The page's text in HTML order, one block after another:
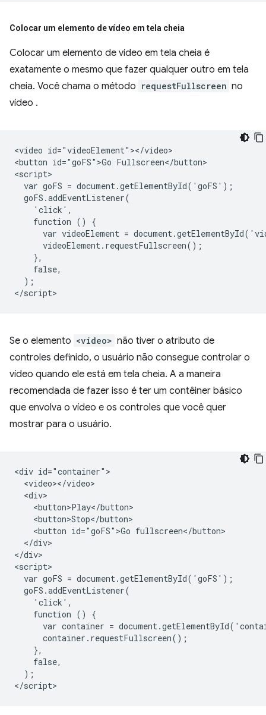
Colocar um elemento de vídeo em tela cheia
Colocar um elemento de vídeo em tela cheia é
exatamente o mesmo que fazer qualquer outro em tela
cheia. Você chama o método requestFullscreen no
vídeo .
<video id="videoElement"></video>
<button id="goFS">Go Fullscreen</button>
<script>
  var goFS = document.getElementById('goFS');
  goFS.addEventListener(
    'click',
    function () {
var videoElement =
      videoElement.requestFullscreen();
    },
    false,
  );
Se o elemento <video> não tiver o atributo de
controles definido, o usuário não consegue controlar o
vídeo quando ele está em tela cheia. A a maneira
recomendada de fazer isso é ter um contêiner básico
que envolva o vídeo e os controles que você quer
mostrar para o usuário.
<div id="container">
  <video></video>
  <div>
    <button>Play</button>
    <button>Stop</button>
    <button id="goFS">Go fullscreen</button>
  </div>
</div>
<script>
  var goFS = document.getElementById('goFS');
  goFS.addEventListener(
    'click',
    function () {
var container =
      container.requestFullscreen();
    },
    false,
  );